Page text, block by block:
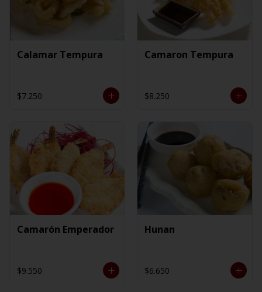
Calamar Tempura
$7.250
Camaron Tempura
$8.250
Camarón Emperador
$9.550
Hunan
$6.650